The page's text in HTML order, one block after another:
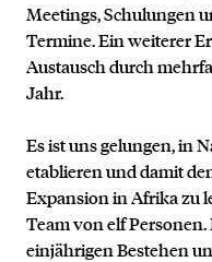
Meetings, Schulungen
Termine. Ein weiterer
Austausch durch
Jahr.
Es ist uns gelungen, in
etablieren und damit
Expansion in Afrika zu
Team von elf
einjährigen Bestehen